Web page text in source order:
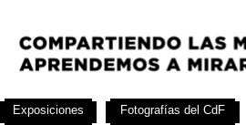
Exposiciones Fotografías del CdF